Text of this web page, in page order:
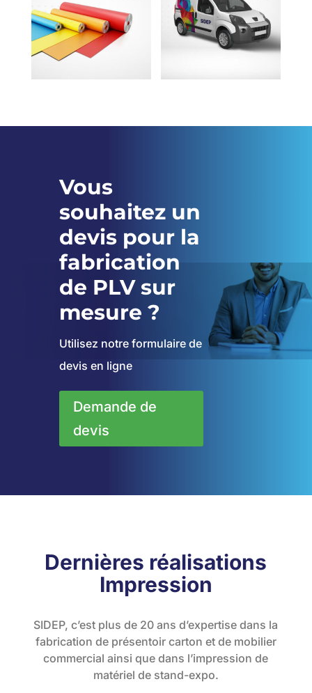
Vous
souhaitez un
devis pour la
fabrication
de PLV sur
mesure ?
Utilisez notre formulaire de
devis en ligne
Demande de
devis
Dernières réalisations
Impression
SIDEP, c’est plus de 20 ans d’expertise dans la
fabrication de présentoir carton et de mobilier
commercial ainsi que dans l’impression de
matériel de stand-expo.